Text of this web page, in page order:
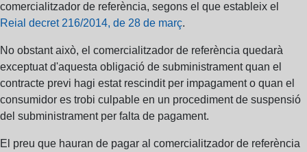
comercialitzador de referència, segons el que estableix el
Reial decret 216/2014, de 28 de març.
No obstant això, el comercialitzador de referència quedarà
exceptuat d'aquesta obligació de subministrament quan el
contracte previ hagi estat rescindit per impagament o quan el
consumidor es trobi culpable en un procediment de suspensió
del subministrament per falta de pagament.
El preu que hauran de pagar al comercialitzador de referència